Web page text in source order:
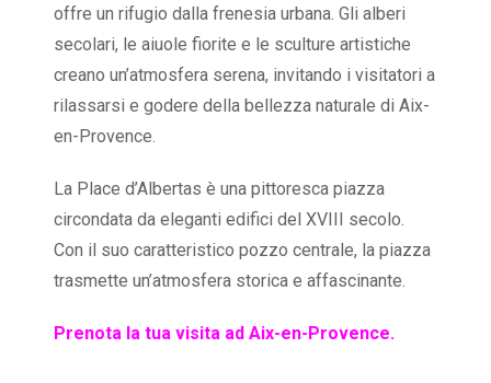
offre un rifugio dalla frenesia urbana. Gli alberi
secolari, le aiuole fiorite e le sculture artistiche
creano un’atmosfera serena, invitando i visitatori a
rilassarsi e godere della bellezza naturale di Aix-
en-Provence.
La Place d’Albertas è una pittoresca piazza
circondata da eleganti edifici del XVIII secolo.
Con il suo caratteristico pozzo centrale, la piazza
trasmette un’atmosfera storica e affascinante.
Prenota la tua visita ad Aix-en-Provence.